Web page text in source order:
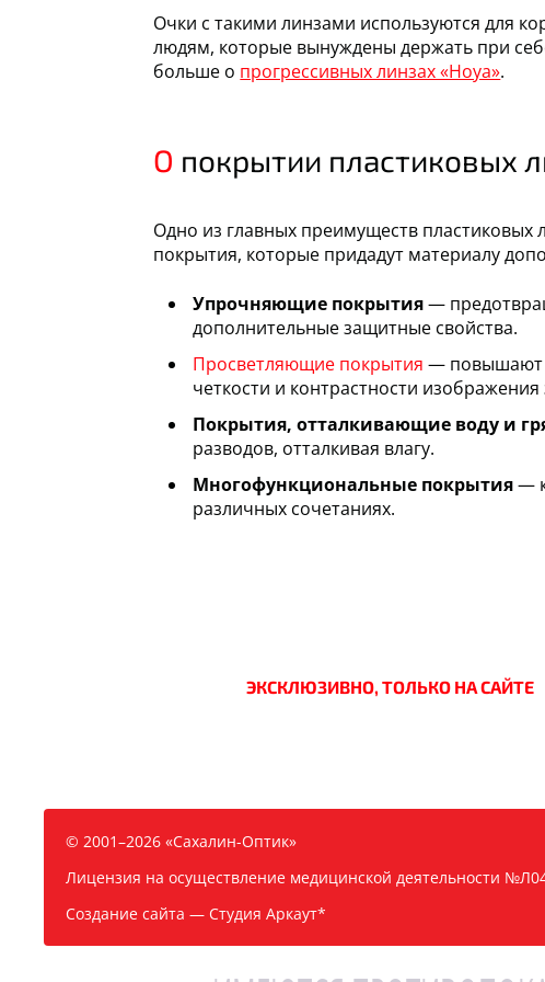
Очки с такими линзами используются для
людям, которые вынуждены держать при
больше о прогрессивных линзах «Hoya».
О покрытии пластиковых
Одно из главных преимуществ
покрытия, которые придадут материалу
Упрочняющие покрытия—
дополнительные защитные свойства.
Просветляющие покрытия — повышают
четкости и контрастности
Покрытия, отталкивающие воду и
разводов, отталкивая влагу.
Многофункциональные покрытия—
различных сочетаниях.
ЭКСКЛЮЗИВНО, ТОЛЬКО НА САЙТЕ
© 2001–2026 «Сахалин-Оптик»
Лицензия на осуществление медицинской деятельности
Создание сайта — Студия Аркаут*